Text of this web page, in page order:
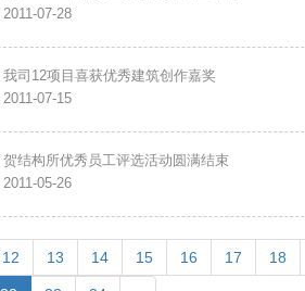
2011-07-28
我司12项目喜获优秀建筑创作嘉奖
2011-07-15
贺结构所优秀员工评选活动圆满结束
2011-05-26
12 13 14 15 16 17 18